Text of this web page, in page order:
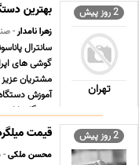
2 روز پیش
تهران
بهترین
زهرا نامدار-
سانترال
گوشی های
مشتریان
آموزش دستگاه
دستگاه
2 روز پیش قیمت
محسن ملکی-